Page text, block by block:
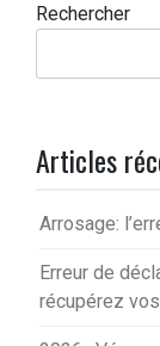
Rechercher
Articles
Arrosage:
Erreur de
récupérez